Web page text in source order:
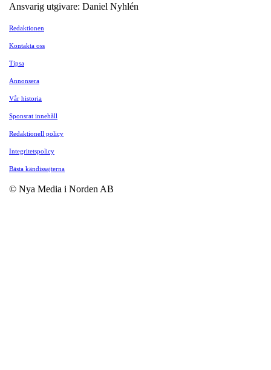
Ansvarig utgivare: Daniel Nyhlén
Redaktionen
Kontakta oss
Tipsa
Annonsera
Vår historia
Sponsrat innehåll
Redaktionell policy
Integritetspolicy
Bästa kändissajterna
© Nya Media i Norden AB